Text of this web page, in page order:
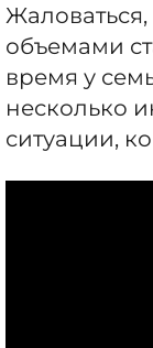
объемами
время у
несколько
ситуации,